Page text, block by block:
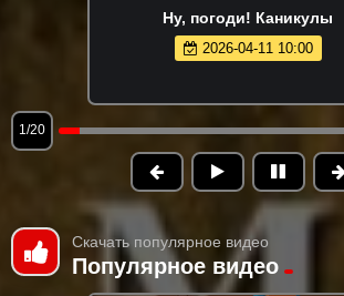
Ну, погоди! Каникулы
2026-04-11 10:00
1/20
Скачать популярное видео
Популярное видео